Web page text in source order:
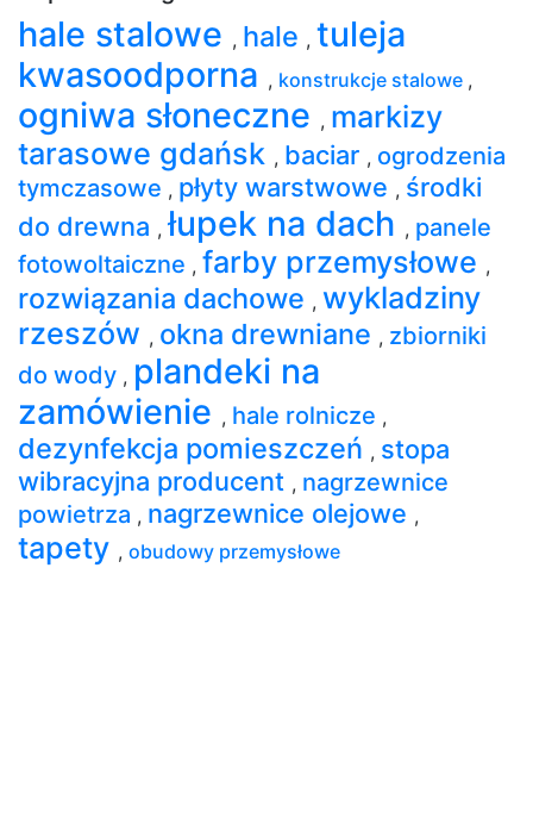
hale stalowe , hale , tuleja
kwasoodporna , konstrukcje stalowe ,
ogniwa słoneczne , markizy
tarasowe gdańsk , baciar , ogrodzenia
tymczasowe , płyty warstwowe , środki
do drewna ,łupek na dach , panele
fotowoltaiczne , farby przemysłowe ,
rozwiązania dachowe , wykladziny
rzeszów , okna drewniane , zbiorniki
do wody , plandeki na
zamówienie , hale rolnicze ,
dezynfekcja pomieszczeń , stopa
wibracyjna producent , nagrzewnice
powietrza , nagrzewnice olejowe ,
tapety , obudowy przemysłowe